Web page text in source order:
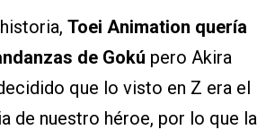
Toei Animation quería
de Gokú pero Akira
que lo visto en Z era el
de nuestro héroe, por lo que la